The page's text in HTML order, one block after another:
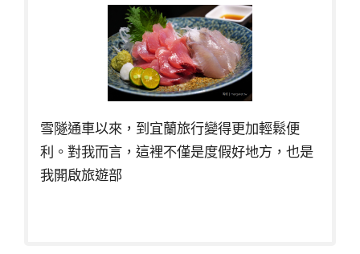
雪隧通車以來，到宜蘭旅行變得更加輕鬆便
利。對我而言，這裡不僅是度假好地方，也是
我開啟旅遊部